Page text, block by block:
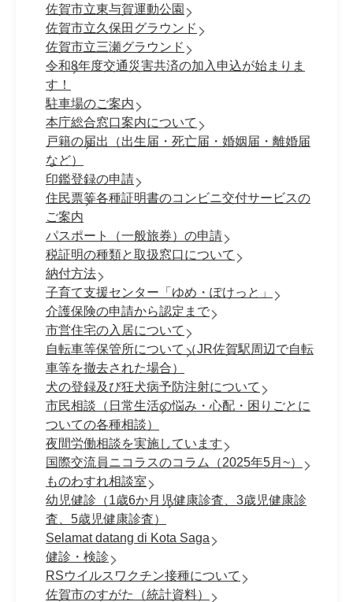
佐賀市立東与賀運動公園
佐賀市立久保田グラウンド
佐賀市立三瀬グラウンド
令和8年度交通災害共済の加入申込が始まりま
す！
駐車場のご案内
本庁総合窓口案内について
戸籍の届出（出生届・死亡届・婚姻届・離婚届
など）
印鑑登録の申請
住民票等各種証明書のコンビニ交付サービスの
ご案内
パスポート（一般旅券）の申請
税証明の種類と取扱窓口について
納付方法
子育て支援センター「ゆめ・ぽけっと」
介護保険の申請から認定まで
市営住宅の入居について
自転車等保管所について（JR佐賀駅周辺で自転
車等を撤去された場合）
犬の登録及び狂犬病予防注射について
市民相談（日常生活の悩み・心配・困りごとに
ついての各種相談）
夜間労働相談を実施しています
国際交流員ニコラスのコラム（2025年5月~）
ものわすれ相談室
幼児健診（1歳6か月児健康診査、3歳児健康診
査、5歳児健康診査）
Selamat datang di Kota Saga
健診・検診
RSウイルスワクチン接種について
佐賀市のすがた（統計資料）